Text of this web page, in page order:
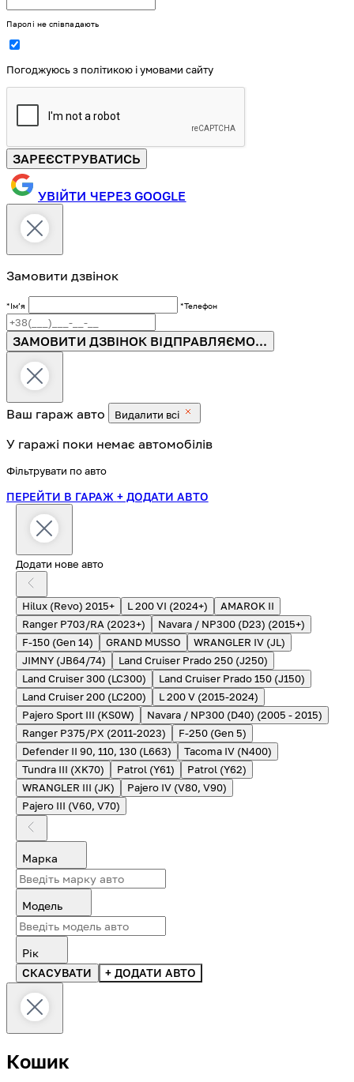
Паролі не співпадають
Погоджуюсь з політикою і умовами сайту
ЗАРЕЄСТРУВАТИСЬ
УВІЙТИ ЧЕРЕЗ GOOGLE
Замовити дзвінок
*Імʼя *Телефон
ЗАМОВИТИ ДЗВІНОК ВІДПРАВЛЯЄМО...
Ваш гараж авто Видалити всі
У гаражі поки немає автомобілів
Фільтрувати по авто
ПЕРЕЙТИ В ГАРАЖ + ДОДАТИ АВТО
Додати нове авто
Hilux (Revo) 2015+ L 200 VI (2024+)
AMAROK II
Ranger P703/RA (2023+)
Navara / NP300 (D23) (2015+)
F-150 (Gen 14)
GRAND MUSSO
WRANGLER IV (JL)
JIMNY (JB64/74)
Land Cruiser Prado 250 (J250)
Land Cruiser 300 (LC300)
Land Cruiser Prado 150 (J150)
Land Cruiser 200 (LC200)
L 200 V (2015-2024)
Pajero Sport III (KS0W)
Navara / NP300 (D40) (2005 - 2015)
Ranger P375/PX (2011-2023)
F-250 (Gen 5)
Defender II 90, 110, 130 (L663)
Tacoma IV (N400)
Tundra III (XK70)
Patrol (Y61)
Patrol (Y62)
WRANGLER III (JK)
Pajero IV (V80, V90)
Pajero III (V60, V70)
Марка
Модель
Рік
СКАСУВАТИ
+ ДОДАТИ АВТО
Кошик